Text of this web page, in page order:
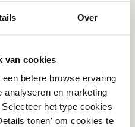
Over
van cookies
betere browse ervaring
analyseren en marketing
het type cookies
tonen' om cookies te
PremiumKäse
Globale Sendungen